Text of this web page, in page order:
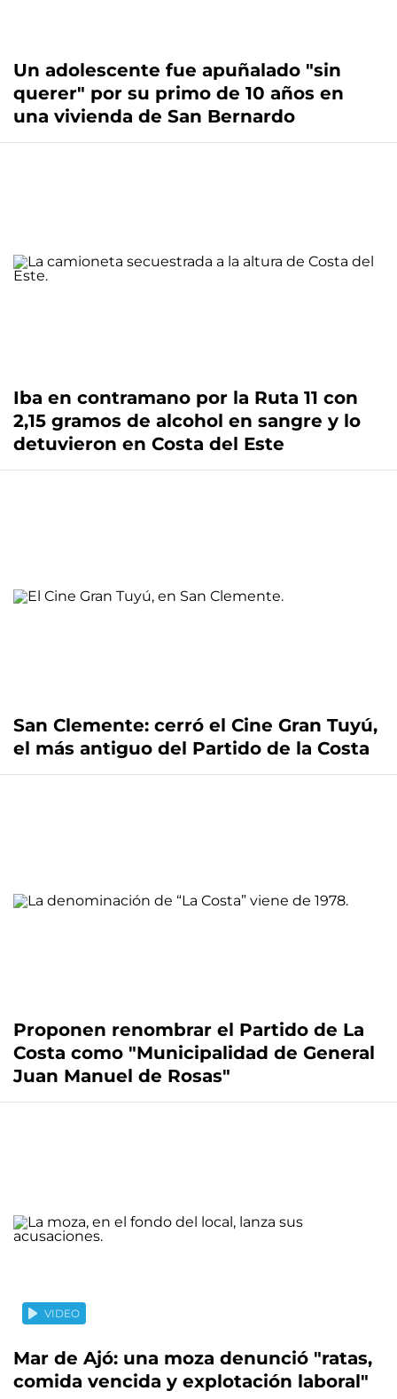
Un adolescente fue apuñalado "sin
querer" por su primo de 10 años en
una vivienda de San Bernardo
Iba en contramano por la Ruta 11 con
2,15 gramos de alcohol en sangre y lo
detuvieron en Costa del Este
San Clemente: cerró el Cine Gran Tuyú,
el más antiguo del Partido de la Costa
Proponen renombrar el Partido de La
Costa como "Municipalidad de General
Juan Manuel de Rosas"
VIDEO
Mar de Ajó: una moza denunció "ratas,
comida vencida y explotación laboral"